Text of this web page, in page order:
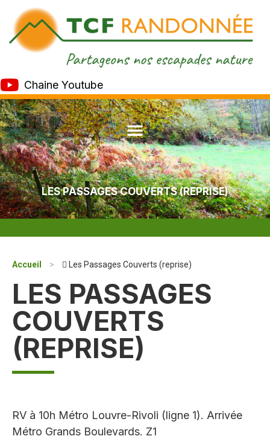
Chaine Youtube
LES PASSAGES COUVERTS (REPRISE)
Accueil >  Les Passages Couverts (reprise)
LES PASSAGES
COUVERTS
(REPRISE)
RV à 10h Métro Louvre-Rivoli (ligne 1). Arrivée
Métro Grands Boulevards. Z1